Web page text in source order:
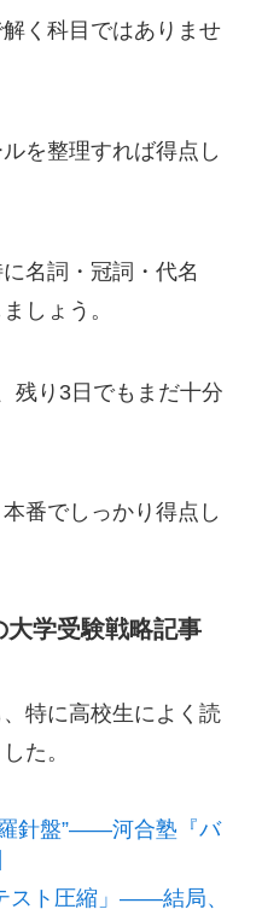
く科目ではありませ
を整理すれば得点し
名詞・冠詞・代名
しょう。
残り3日でもまだ十分
番でしっかり得点し
学受験戦略記事
特に高校生によく読
た。
針盤”――河合塾『バ
スト圧縮」――結局、